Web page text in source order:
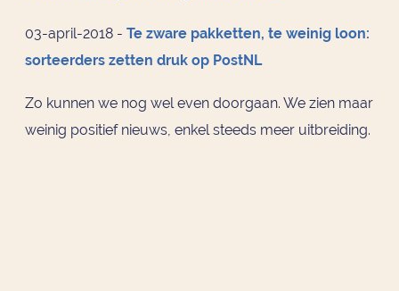
03-april-2018 - Te zware pakketten, te weinig loon:
sorteerders zetten druk op PostNL
Zo kunnen we nog wel even doorgaan. We zien maar
weinig positief nieuws, enkel steeds meer uitbreiding.